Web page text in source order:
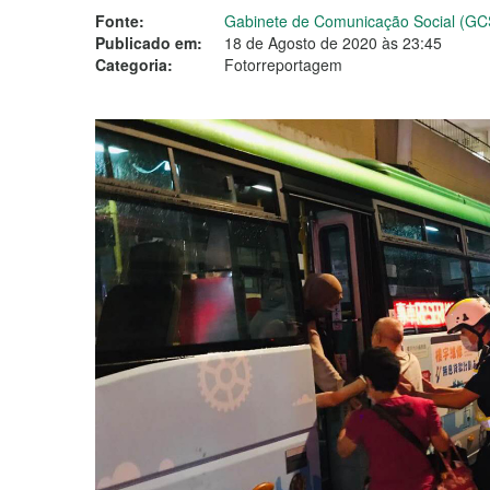
Fonte:
Gabinete de Comunicação Social
Publicado em:
18 de Agosto de 2020 às 23:45
Categoria:
Fotorreportagem